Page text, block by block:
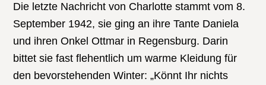
Die letzte Nachricht von Charlotte stammt vom 8.
September 1942, sie ging an ihre Tante Daniela
und ihren Onkel Ottmar in Regensburg. Darin
bittet sie fast flehentlich um warme Kleidung für
den bevorstehenden Winter: „Könnt Ihr nichts